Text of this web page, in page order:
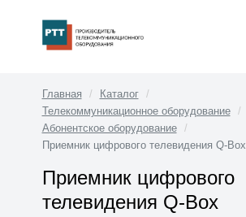
Главная
Каталог
Телекоммуникационное оборудование
Абонентское оборудование
Приемник цифрового телевидения Q-Box
Приемник цифрового
телевидения Q-Box